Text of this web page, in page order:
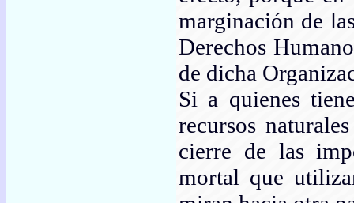
marginación de
Derechos
de dicha
Si a quienes
recursos
cierre de las
mortal que